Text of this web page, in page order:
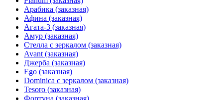
Арабика (заказная)
Афина (заказная)
Агата-3 (заказная)
Амур (заказная)
Стелла с зеркалом (заказная)
Avant (заказная)
Джерба (заказная)
Ego (заказная)
Dominica с зеркалом (заказная)
Tesoro (заказная)
Фортуна (заказная)